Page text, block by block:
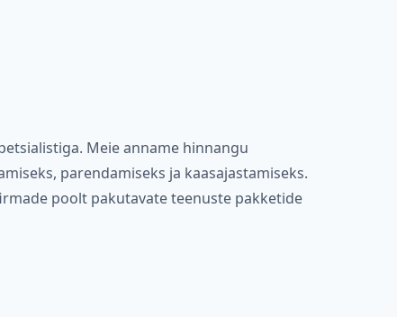
Meie anname hinnangu
parendamiseks ja kaasajastamiseks.
poolt pakutavate teenuste pakketide